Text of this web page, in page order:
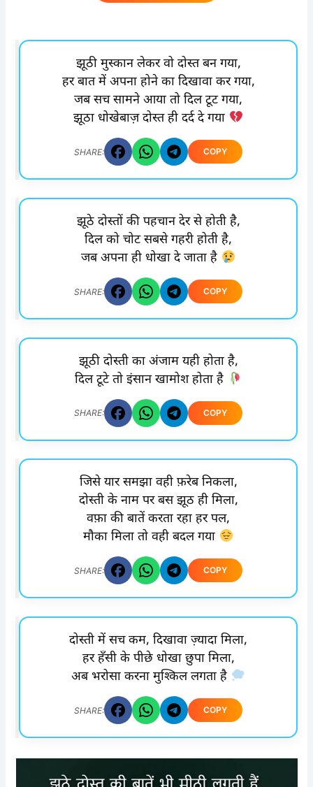
झूठी मुस्कान लेकर वो दोस्त बन गया,
हर बात में अपना होने का दिखावा कर गया,
जब सच सामने आया तो दिल टूट गया,
झूठा धोखेबाज़ दोस्त ही दर्द दे गया
SHARE: COPY
झूठे दोस्तों की पहचान देर से होती है,
दिल को चोट सबसे गहरी होती है,
जब अपना ही धोखा दे जाता है
SHARE: COPY
झूठी दोस्ती का अंजाम यही होता है,
दिल टूटे तो इंसान खामोश होता है
SHARE: COPY
जिसे यार समझा वही फ़रेब निकला,
दोस्ती के नाम पर बस झूठ ही मिला,
वफ़ा की बातें करता रहा हर पल,
मौका मिला तो वही बदल गया
SHARE: COPY
दोस्ती में सच कम, दिखावा ज़्यादा मिला,
हर हँसी के पीछे धोखा छुपा मिला,
अब भरोसा करना मुश्किल लगता है
SHARE: COPY